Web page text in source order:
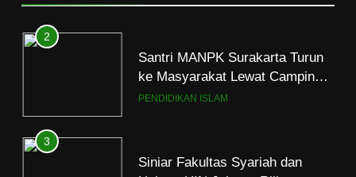
Pesantren
2
Santri MANPK Surakarta Turun
ke Masyarakat Lewat Camping
Dakwah Ramadan
PENDIDIKAN ISLAM
3
Siniar Fakultas Syariah dan